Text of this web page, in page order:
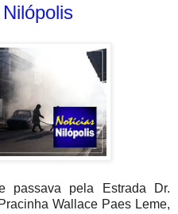
passava pela Estrada Dr.
Wallace Paes Leme,